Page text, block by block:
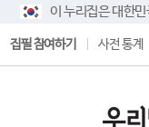
이 누리집은 대한
집필 참여하기 사전 통계